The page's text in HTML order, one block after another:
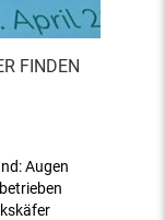
FINDEN
Augen